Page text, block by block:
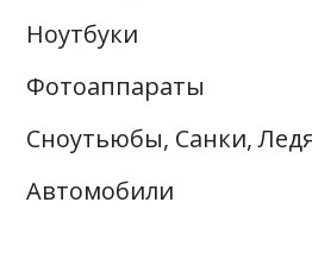
Ноутбуки
Фотоаппараты
Сноутьюбы, Санки,
Автомобили